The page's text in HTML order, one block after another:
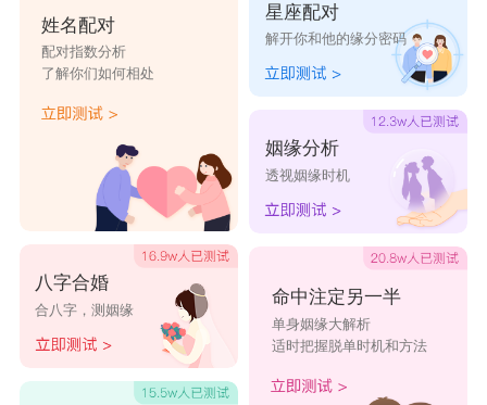
肃，所以处女座不是随便追就能追到的。
水瓶座
是喜欢冒险，注重自由的星座。水瓶座
的人天生充满能量，仿若太阳一样耀眼，所以喜欢
水瓶座的人会非常多。崇尚自由的水瓶座一般不轻
易找对象，因为他们不想轻易就被感情束缚住，爱
情对水瓶座来说，只是生活的调味剂，可有可无，
而不是必要的，水瓶座在感情中顺其自然，不喜欢
勉强，他们相信缘分，不想要在感情中将就，水瓶
座的人不会把感动当作爱情，不会为了恋爱而恋
姓名配对
配对指数分析
了解你们如何相处
八字合婚
合八字，测姻缘
星座配对
解开你和他的缘分密码
姻缘分析
透视姻缘时机
命中注定另一半
单身姻缘大解析
适时把握脱单时机和方法